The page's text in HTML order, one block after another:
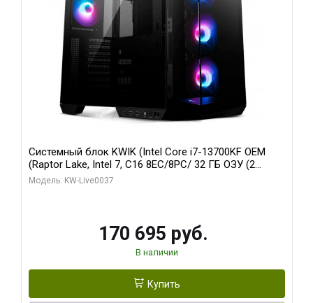
Системный блок KWIK (Intel Core i7-13700KF OEM
(Raptor Lake, Intel 7, C16 8EC/8PC/ 32 ГБ ОЗУ (2
модуля)/ Gigabyte RTX5070 AERO OC 12GB GDDR7
Модель: KW-Live0037
170 695 руб.
В наличии
Купить